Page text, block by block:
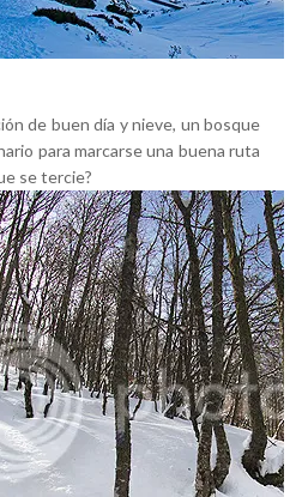
de buen día y nieve, un bosque
para marcarse una buena ruta
se tercie?